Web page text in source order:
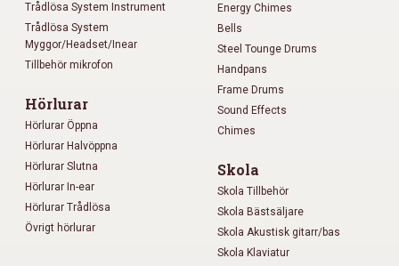
Trådlösa System Instrument
Trådlösa System
Myggor/Headset/Inear
Tillbehör mikrofon
Hörlurar
Hörlurar Öppna
Hörlurar Halvöppna
Hörlurar Slutna
Hörlurar In-ear
Hörlurar Trådlösa
Övrigt hörlurar
Energy Chimes
Bells
Steel Tounge Drums
Handpans
Frame Drums
Sound Effects
Chimes
Skola
Skola Tillbehör
Skola Bästsäljare
Skola Akustisk gitarr/bas
Skola Klaviatur